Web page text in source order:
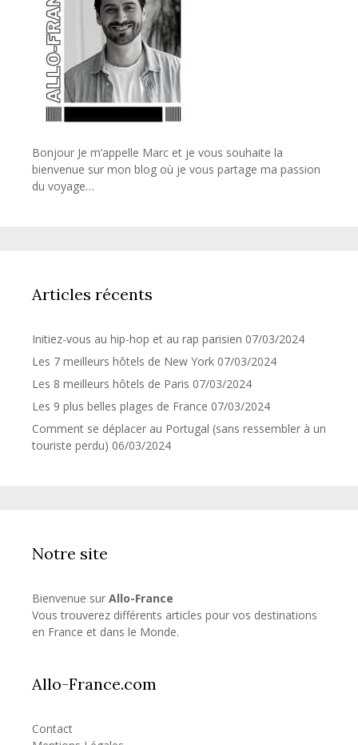
Bonjour Je m’appelle Marc et je vous souhaite la
bienvenue sur mon blog où je vous partage ma passion
du voyage…
Articles récents
Initiez-vous au hip-hop et au rap parisien 07/03/2024
Les 7 meilleurs hôtels de New York 07/03/2024
Les 8 meilleurs hôtels de Paris 07/03/2024
Les 9 plus belles plages de France 07/03/2024
Comment se déplacer au Portugal (sans ressembler à un
touriste perdu) 06/03/2024
Notre site
Bienvenue sur Allo-France
Vous trouverez différents articles pour vos destinations
en France et dans le Monde.
Allo-France.com
Contact